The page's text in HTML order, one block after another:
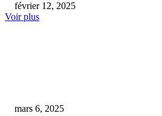
février 12, 2025
Voir plus
mars 6, 2025